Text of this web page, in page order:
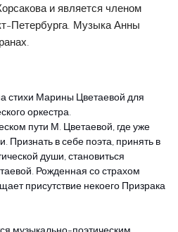
и является членом
Петербурга. Музыка Анны
стихи Марины Цветаевой для
оркестра.
пути М. Цветаевой, где уже
Признать в себе поэта, принять в
души, становиться
Рожденная со страхом
присутствие некоего Призрака